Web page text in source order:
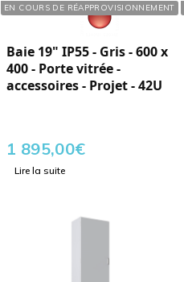
EN COURS DE RÉAPPROVISIONNEMENT
Réf. : 750537
Baie 19" IP55 - Gris - 600 x
400 - Porte vitrée -
accessoires - Projet - 42U
1 895,00€
Lire la suite